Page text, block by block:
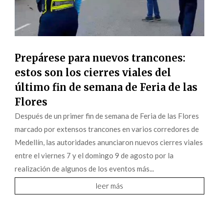
Prepárese para nuevos trancones:
estos son los cierres viales del
último fin de semana de Feria de las
Flores
Después de un primer fin de semana de Feria de las Flores
marcado por extensos trancones en varios corredores de
Medellín, las autoridades anunciaron nuevos cierres viales
entre el viernes 7 y el domingo 9 de agosto por la
realización de algunos de los eventos más...
leer más